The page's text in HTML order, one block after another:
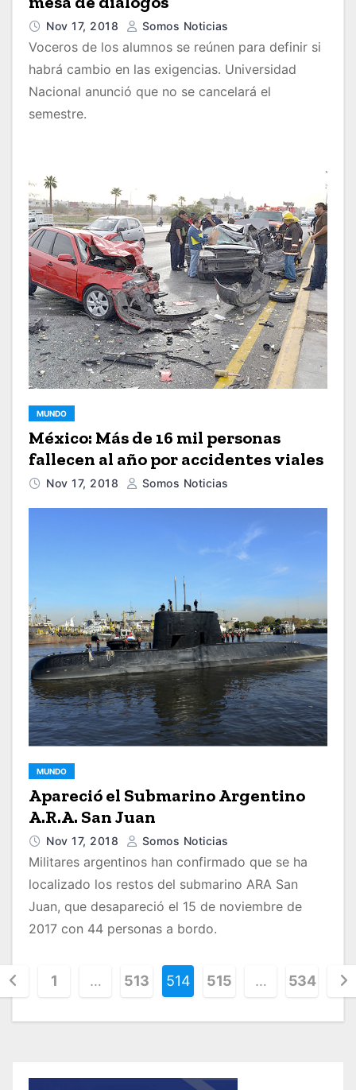
Nov 17, 2018 Somos Noticias
Voceros de los alumnos se reúnen para definir si
habrá cambio en las exigencias. Universidad
Nacional anunció que no se cancelará el
semestre.
MUNDO
México: Más de 16 mil personas
fallecen al año por accidentes viales
Nov 17, 2018 Somos Noticias
MUNDO
Apareció el Submarino Argentino
A.R.A. San Juan
Nov 17, 2018 Somos Noticias
Militares argentinos han confirmado que se ha
localizado los restos del submarino ARA San
Juan, que desapareció el 15 de noviembre de
2017 con 44 personas a bordo.
1 … 513 514 515 … 534